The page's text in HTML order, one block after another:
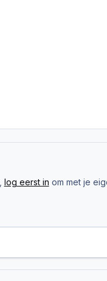
log eerst in om met je